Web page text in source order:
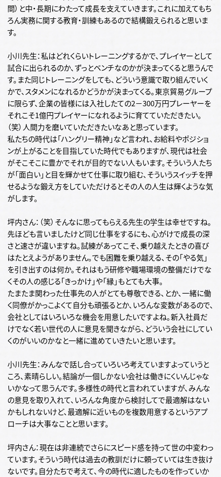
間）と中・長期にわたって成長を支えていきます。これに加えてもち
ろん実務に関する教育・訓練もあるので結構鍛えられると思いま
す。
小川先生：私はどれくらいトレーニングするかで、プレイヤーとして
試合に出られるのか、ずっとベンチなのかが決まってくると思うんで
す。また同じトレーニングをしても、どういう意識で取り組んでいく
かで、スタメンになれるかどうかが決まってくる。東京貿易グループ
に限らず、企業の皆様には入社したての2－300万円プレーヤーを
それこそ1億円プレイヤーになれるように育てていただきたい。
（笑）人間力を磨いていただきたいなあと思っています。
私たちの時代は「ハングリー精神」など言われ、お給料やポジショ
ンが上がることを目指していた時代でもありますが、現代は社会
がそこそこに豊かでそれが目的でない人もいます。そういう人たち
が「面白い」と目を輝かせて仕事に取り組む、そういうスイッチを押
せるような鍛え方をしていただけるとその人の人生は輝くような気
がします。
坪内さん：（笑）そんなに思ってもらえる先生の学生は幸せですね。
先ほども言いましたけど同じ仕事をするにも、心がけで成長の深
さと速さが違いますね。試練があってこそ、乗り越えたときの喜び
はたとえようがありません。でも困難を乗り越える、その「やる気」
を引き出すのは何か。それはもう研修や職場環境の整備だけでな
くその人の感じる「きっかけ」や「縁」もとても大事。
たまたま関わった仕事先の人がとても尊敬できる、とか、一緒に働
く同僚がかっこよくて自分も頑張るとか、いろんな変数があるので、
会社としてはいろいろな機会を用意したいですよね。新入社員だ
けでなく若い世代の人に意見を聞きながら、どういう会社にしてい
くのがいいのかなと一緒に進めていきたいと思います。
小川先生：みんなで話し合っていろいろ考えていますよっていうと
ころ、素晴らしい。結論が一個しかない会社は働きにくいんじゃな
いかなって思うんです。多様性の時代と言われていますが、みんな
の意見を取り入れて、いろんな角度から検討してで最適解はない
かもしれないけど、最適解に近いものを複数用意するというアプ
ローチは大事なことと思います。
坪内さん：現在は非連続でさらにスピード感を持って世の中変わっ
ています。そういう時代は過去の教訓だけに頼っていては生き抜け
ないです。自分たちで考えて、今の時代に適したものを作っていか